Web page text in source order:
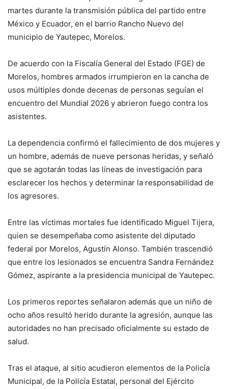
martes durante la transmisión pública del partido entre
México y Ecuador, en el barrio Rancho Nuevo del
municipio de Yautepec, Morelos.
De acuerdo con la Fiscalía General del Estado (FGE) de
Morelos, hombres armados irrumpieron en la cancha de
usos múltiples donde decenas de personas seguían el
encuentro del Mundial 2026 y abrieron fuego contra los
asistentes.
La dependencia confirmó el fallecimiento de dos mujeres y
un hombre, además de nueve personas heridas, y señaló
que se agotarán todas las líneas de investigación para
esclarecer los hechos y determinar la responsabilidad de
los agresores.
Entre las víctimas mortales fue identificado Miguel Tijera,
quien se desempeñaba como asistente del diputado
federal por Morelos, Agustín Alonso. También trascendió
que entre los lesionados se encuentra Sandra Fernández
Gómez, aspirante a la presidencia municipal de Yautepec.
Los primeros reportes señalaron además que un niño de
ocho años resultó herido durante la agresión, aunque las
autoridades no han precisado oficialmente su estado de
salud.
Tras el ataque, al sitio acudieron elementos de la Policía
Municipal, de la Policía Estatal, personal del Ejército